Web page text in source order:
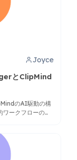
Joyce
とClipMind
のAI駆動の構
ークフローのニ